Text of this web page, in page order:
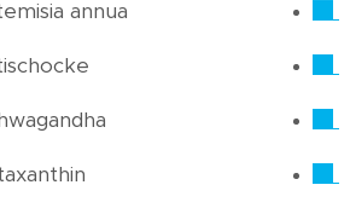
annua